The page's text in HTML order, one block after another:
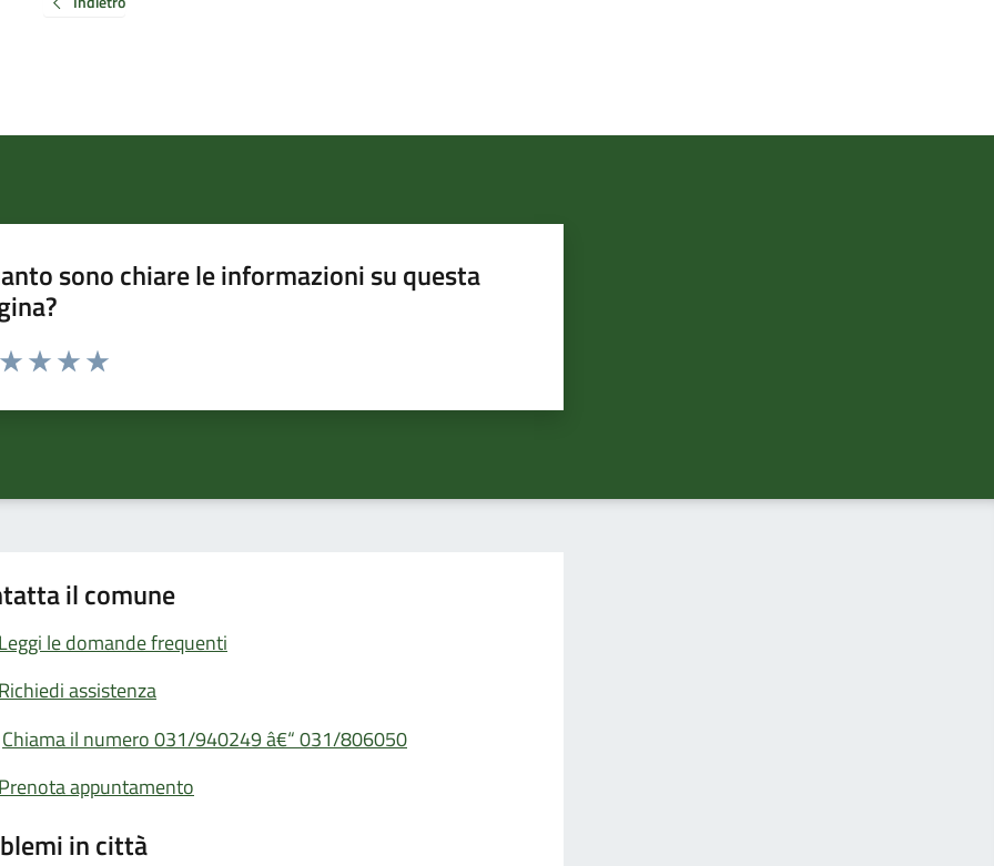
sono chiare le informazioni su questa
da 1 a 5 stelle la pagina
il comune
Leggi le domande frequenti
Richiedi assistenza
Chiama il numero 031/940249 â€“ 031/806050
Prenota appuntamento
in città